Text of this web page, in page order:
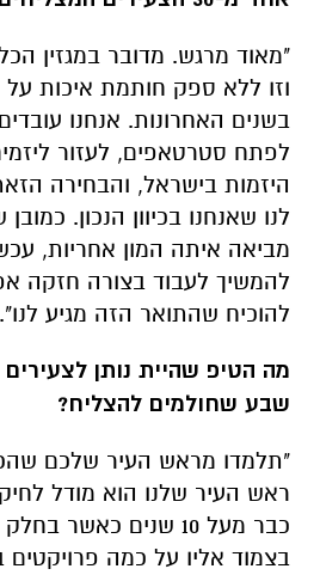
"מאוד מרגש. מדובר במגזין
וזו ללא ספק חותמת איכות על
בשנים האחרונות. אנחנו
לפתח סטרטאפים, לעזור
היזמות בישראל, והבחירה
לנו שאנחנו בכיוון הנכון.
מביאה איתה המון אחריות,
להמשיך לעבוד בצורה חזקה
להוכיח שהתואר הזה מגיע לנו".
מה הטיפ שהיית נותן
שבע שחולמים להצליח?
"תלמדו מראש העיר שלכם
ראש העיר שלנו הוא מודל
כבר מעל 10 שנים כאשר
בצמוד אליו על כמה